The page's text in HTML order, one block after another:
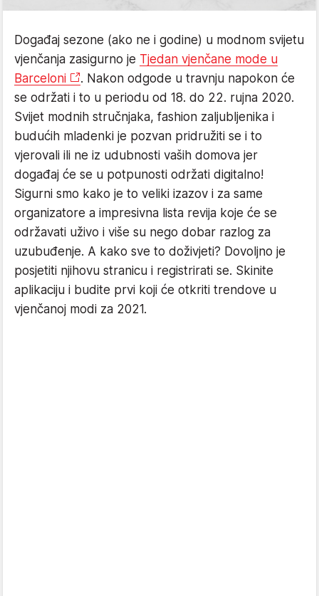
Događaj sezone (ako ne i godine) u modnom svijetu
vjenčanja zasigurno je Tjedan vjenčane mode u
Barceloni
. Nakon odgode u travnju napokon će
se održati i to u periodu od 18. do 22. rujna 2020.
Svijet modnih stručnjaka, fashion zaljubljenika i
budućih mladenki je pozvan pridružiti se i to
vjerovali ili ne iz udubnosti vaših domova jer
događaj će se u potpunosti održati digitalno!
Sigurni smo kako je to veliki izazov i za same
organizatore a impresivna lista revija koje će se
održavati uživo i više su nego dobar razlog za
uzubuđenje. A kako sve to doživjeti? Dovoljno je
posjetiti njihovu stranicu i registrirati se. Skinite
aplikaciju i budite prvi koji će otkriti trendove u
vjenčanoj modi za 2021.